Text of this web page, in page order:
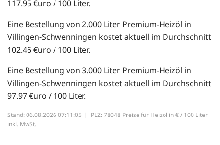
117.95 €uro / 100 Liter.
Eine Bestellung von 2.000 Liter Premium-Heizöl in
Villingen-Schwenningen kostet aktuell im Durchschnitt
102.46 €uro / 100 Liter.
Eine Bestellung von 3.000 Liter Premium-Heizöl in
Villingen-Schwenningen kostet aktuell im Durchschnitt
97.97 €uro / 100 Liter.
Stand: 06.08.2026 07:11:05 | PLZ: 78048 Preise für Heizöl in € / 100 Liter
inkl. MwSt.